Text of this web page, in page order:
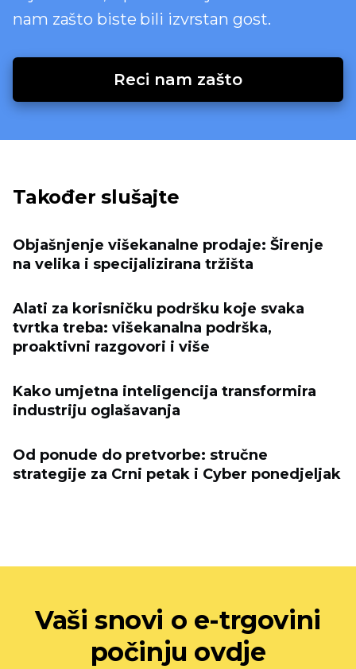
nam zašto biste bili izvrstan gost.
Reci nam zašto
Također slušajte
Objašnjenje višekanalne prodaje: Širenje
na velika i specijalizirana tržišta
Alati za korisničku podršku koje svaka
tvrtka treba: višekanalna podrška,
proaktivni razgovori i više
Kako umjetna inteligencija transformira
industriju oglašavanja
Od ponude do pretvorbe: stručne
strategije za Crni petak i Cyber ​​ponedjeljak
Vaši snovi o e-trgovini
počinju ovdje